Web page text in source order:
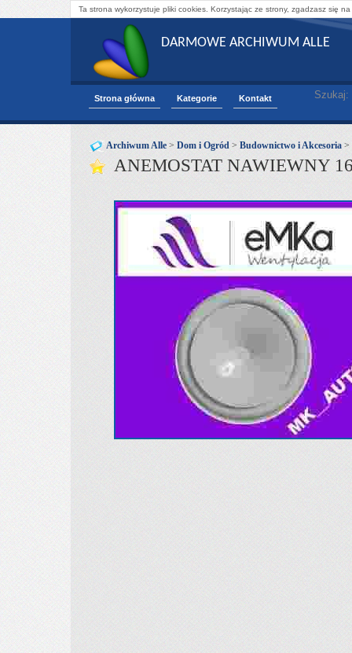
Ta strona wykorzystuje pliki cookies. Korzystając ze strony, zgadzasz się
DARMOWE ARCHIWUM ALLE
Strona główna Kategorie Kontakt Szukaj:
Archiwum Alle > Dom i Ogród > Budownictwo i Akcesoria >
ANEMOSTAT NAWIEWNY